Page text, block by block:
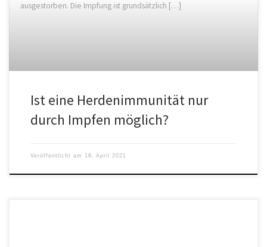
ausgestorben. Die Impfung ist grundsätzlich […]
Ist eine Herdenimmunität nur
durch Impfen möglich?
Veröffentlicht am 18. April 2021